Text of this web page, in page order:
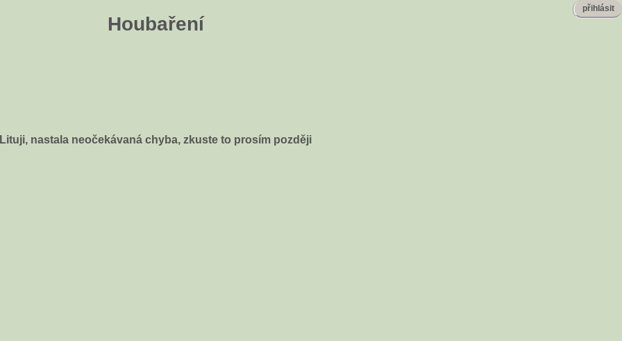
Houbaření
přihlásit
Lituji, nastala neočekávaná chyba, zkuste to prosím později